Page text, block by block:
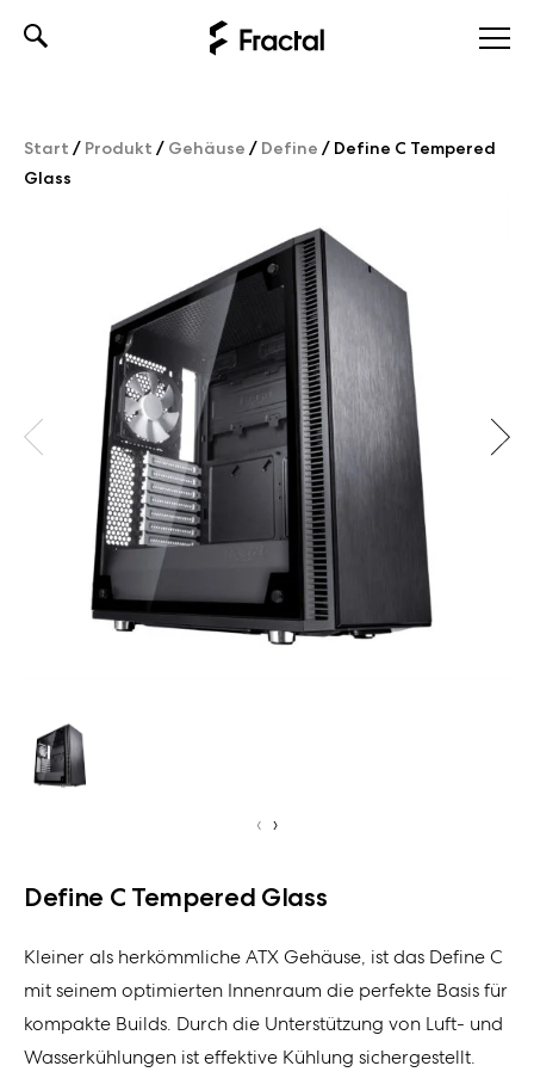
Start / Produkt / Gehäuse / Define / Define C Tempered
Glass
‹ ›
Define C Tempered Glass
Kleiner als herkömmliche ATX Gehäuse, ist das Define C
mit seinem optimierten Innenraum die perfekte Basis für
kompakte Builds. Durch die Unterstützung von Luft- und
Wasserkühlungen ist effektive Kühlung sichergestellt.